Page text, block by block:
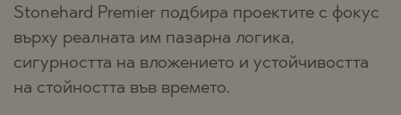
Stonehard Premier подбира проектите с фокус
върху реалната им пазарна логика,
сигурността на вложението и устойчивостта
на стойността във времето.